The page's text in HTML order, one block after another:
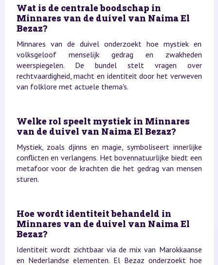
Wat is de centrale boodschap in
Minnares van de duivel van Naima El
Bezaz?
Minnares van de duivel onderzoekt hoe mystiek en
volksgeloof menselijk gedrag en zwakheden
weerspiegelen. De bundel stelt vragen over
rechtvaardigheid, macht en identiteit door het verweven
van folklore met actuele thema's.
Welke rol speelt mystiek in Minnares
van de duivel van Naima El Bezaz?
Mystiek, zoals djinns en magie, symboliseert innerlijke
conflicten en verlangens. Het bovennatuurlijke biedt een
metafoor voor de krachten die het gedrag van mensen
sturen.
Hoe wordt identiteit behandeld in
Minnares van de duivel van Naima El
Bezaz?
Identiteit wordt zichtbaar via de mix van Marokkaanse
en Nederlandse elementen. El Bezaz onderzoekt hoe